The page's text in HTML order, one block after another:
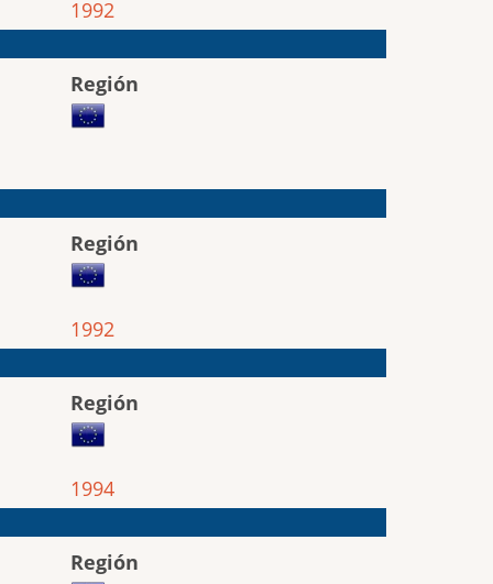
1992
Región
Región
1992
Región
1994
Región